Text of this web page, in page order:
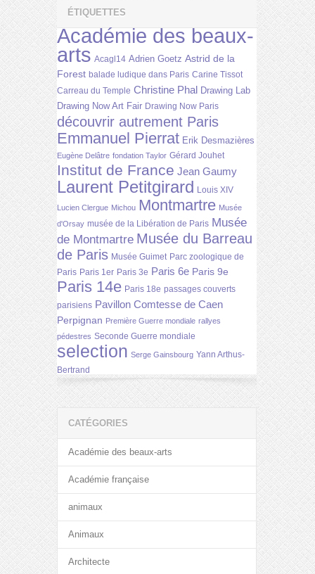
ÉTIQUETTES
Académie des beaux-
arts Acagl14 Adrien Goetz Astrid de la
Forest balade ludique dans Paris Carine Tissot
Carreau du Temple Christine Phal Drawing Lab
Drawing Now Art Fair Drawing Now Paris
découvrir autrement Paris
Emmanuel Pierrat Erik Desmazières
Eugène Delâtre fondation Taylor Gérard Jouhet
Institut de France Jean Gaumy
Laurent Petitgirard Louis XIV
Lucien Clergue Michou Montmartre Musée
d'Orsay musée de la Libération de Paris Musée
de Montmartre Musée du Barreau
de Paris Musée Guimet Parc zoologique de
Paris Paris 1er Paris 3e Paris 6e Paris 9e
Paris 14e Paris 18e passages couverts
parisiens Pavillon Comtesse de Caen
Perpignan Première Guerre mondiale rallyes
pédestres Seconde Guerre mondiale
selection Serge Gainsbourg Yann Arthus-
Bertrand
CATÉGORIES
Académie des beaux-arts
Académie française
animaux
Animaux
Architecte